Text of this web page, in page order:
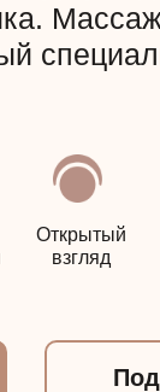
Открытый
взгляд